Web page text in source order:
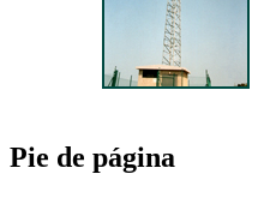
Pie de página